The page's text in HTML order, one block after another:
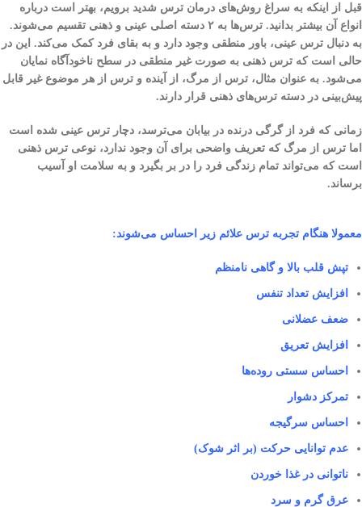
قبل از اینکه به سراغ روش‌های درمان ترس شدید برویم، بهتر است درباره
انواع آن بیشتر بدانید. ترس‌ها به ۲ دسته اصلی عینی و ذهنی تقسیم می‌شوند.
به دنبال ترس عینی، باور منطقی وجود دارد و به بقای فرد کمک می‌کند. این در
حالی است که ترس ذهنی به صورت غیر منطقی در سطح ناخودآگاه نمایان
می‌شود. به عنوان مثال، ترس از مرگ، از آینده و ترس از هر موضوع غیر قابل
پیش‌بینی در دسته تر‌س‌های ذهنی قرار دارند.
زمانی که فرد از گرگی درنده در بیابان می‌ترسد، دچار ترس عینی شده است
اما ترس از مرگ که تعریف واضحی برای آن وجود ندارد، نوعی ترس ذهنی
است که می‌تواند تمام زندگی فرد را در بر بگیرد و به سلامت او آسیب
برساند.
معمولا هنگام تجربه ترس علائم زیر احساس می‌شوند:
تپش قلب بالا و گاهی نامنظم
افزایش تعداد تنفس
ضعف عضلانی
افزایش تعریق
احساس سستی روده‌ها
تمرکز دشوار
احساس سرگیجه
عدم توانایی حرکت (بر اثر شوک)
ناتوانی در غذا خوردن
عرق گرم و سرد